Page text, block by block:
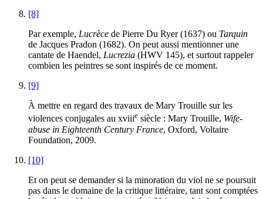
[8]
Par exemple, Lucrèce de Pierre Du Ryer (1637) ou Tarquin
de Jacques Pradon (1682). On peut aussi mentionner une
cantate de Haendel, Lucrezia (HWV 145), et surtout rappeler
combien les peintres se sont inspirés de ce moment.
[9]
À mettre en regard des travaux de Mary Trouille sur les
violences conjugales au xviiie siècle : Mary Trouille, Wife-
abuse in Eighteenth Century France, Oxford, Voltaire
Foundation, 2009.
[10]
Et on peut se demander si la minoration du viol ne se poursuit
pas dans le domaine de la critique littéraire, tant sont comptées